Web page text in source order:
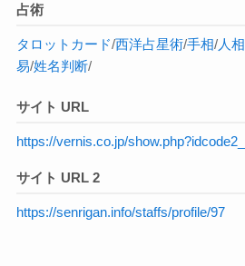
占術
タロットカード/西洋占星術/手相/人相
易/姓名判断/
サイト URL
https://vernis.co.jp/
サイト URL 2
https://senrigan.info/staffs/profile/97